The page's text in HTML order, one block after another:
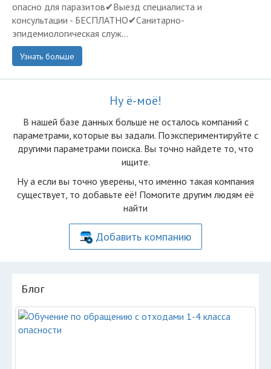
опасно для паразитов✔Выезд специалиста и
консультации - БЕСПЛАТНО✔Санитарно-
эпидемиологическая служ...
Узнать больше
Ну ё-моё!
В нашей базе данных больше не осталоcь компаний с
параметрами, которые вы задали. Поэкспериментируйте с
другими параметрами поиска. Вы точно найдете то, что
ищите.
Ну а если вы точно уверены, что именно такая компания
существует, то добавьте её! Помогите другим людям её
найти
Добавить компанию
Блог